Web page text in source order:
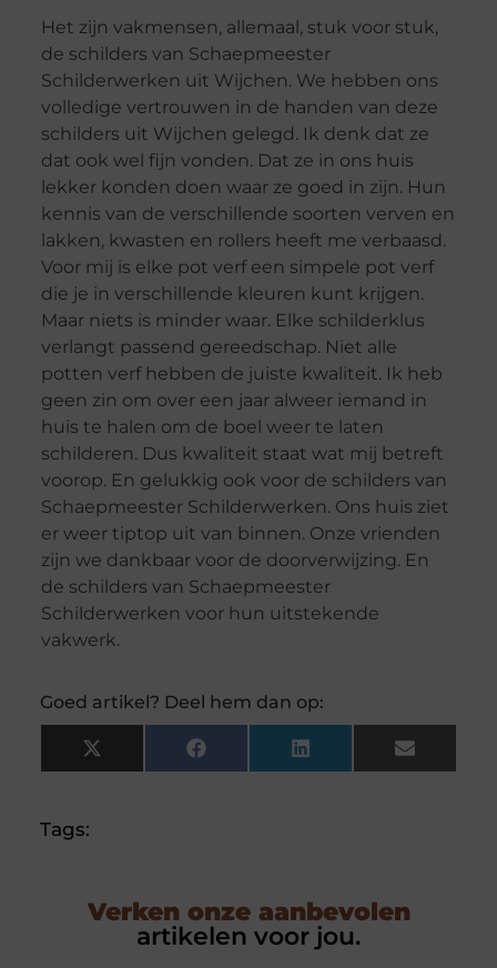
Het zijn vakmensen, allemaal, stuk voor stuk,
de schilders van Schaepmeester
Schilderwerken uit Wijchen. We hebben ons
volledige vertrouwen in de handen van deze
schilders uit Wijchen gelegd. Ik denk dat ze
dat ook wel fijn vonden. Dat ze in ons huis
lekker konden doen waar ze goed in zijn. Hun
kennis van de verschillende soorten verven en
lakken, kwasten en rollers heeft me verbaasd.
Voor mij is elke pot verf een simpele pot verf
die je in verschillende kleuren kunt krijgen.
Maar niets is minder waar. Elke schilderklus
verlangt passend gereedschap. Niet alle
potten verf hebben de juiste kwaliteit. Ik heb
geen zin om over een jaar alweer iemand in
huis te halen om de boel weer te laten
schilderen. Dus kwaliteit staat wat mij betreft
voorop. En gelukkig ook voor de schilders van
Schaepmeester Schilderwerken. Ons huis ziet
er weer tiptop uit van binnen. Onze vrienden
zijn we dankbaar voor de doorverwijzing. En
de schilders van Schaepmeester
Schilderwerken voor hun uitstekende
vakwerk.
Goed artikel? Deel hem dan op:
X
(Twitter)
Facebook LinkedIn Email
Tags:
Verken onze aanbevolen
artikelen voor jou.